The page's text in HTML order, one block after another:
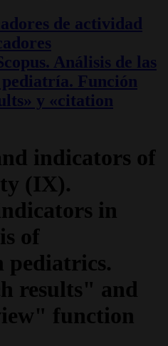
de actividad
Análisis de las
Función
y «citation
indicators of
(IX).
in
of
pediatrics.
results" and
function